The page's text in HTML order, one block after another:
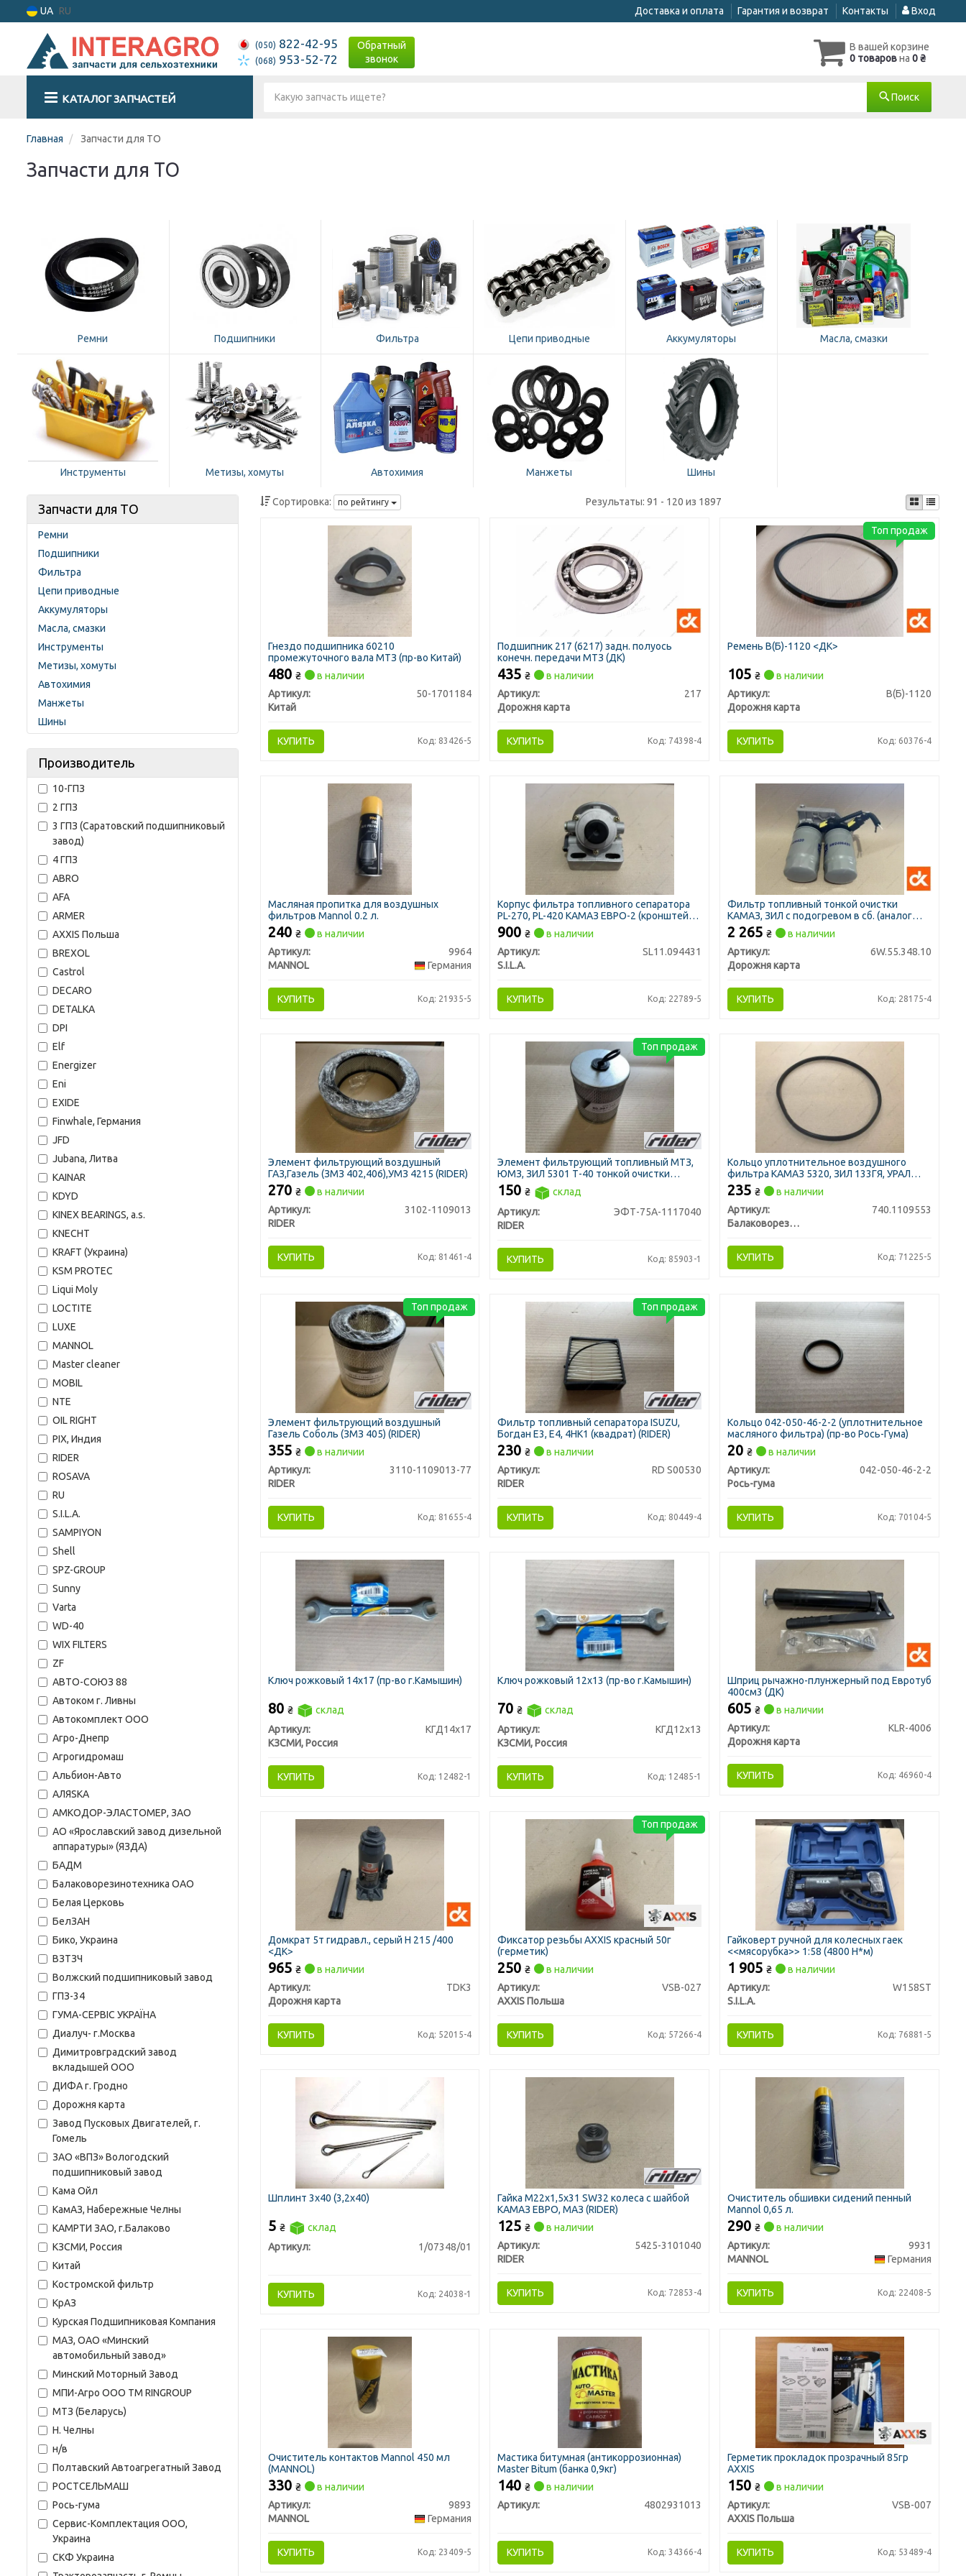
UA RU Доставка и оплата Гарантия и возврат Контакты Вход
(050) 822-42-95
(068) 953-52-72
Обратный
звонок
В вашей корзине
0 товаровна 0 ₴
КАТАЛОГ ЗАПЧАСТЕЙ Поиск
Главная Запчасти для ТО
Запчасти для ТО
Ремни Подшипники Фильтра Цепи приводные Аккумуляторы Масла, смазки
Инструменты Метизы, хомуты Автохимия Манжеты Шины
Запчасти для ТО
Ремни
Подшипники
Фильтра
Цепи приводные
Аккумуляторы
Масла, смазки
Инструменты
Метизы, хомуты
Автохимия
Манжеты
Шины
Производитель
10-ГПЗ
2 ГПЗ
3 ГПЗ (Саратовский подшипниковый
завод)
4 ГПЗ
ABRO
AFA
ARMER
AXXIS Польша
BREXOL
Castrol
DECARO
DETALKA
DPI
Elf
Energizer
Eni
EXIDE
Finwhale, Германия
JFD
Jubana, Литва
KAINAR
KDYD
KINEX BEARINGS, a.s.
KNECHT
KRAFT (Украина)
KSM PROTEC
Liqui Moly
LOCTITE
LUXE
MANNOL
Master cleaner
MOBIL
NTE
OIL RIGHT
PIX, Индия
RIDER
ROSAVA
RU
S.I.L.A.
SAMPIYON
Shell
SPZ-GROUP
Sunny
Varta
WD-40
WIX FILTERS
ZF
АВТО-СОЮЗ 88
Автоком г. Ливны
Автокомплект ООО
Агро-Днепр
Агрогидромаш
Альбион-Авто
АЛЯSКА
АМКОДОР-ЭЛАСТОМЕР, ЗАО
АО «Ярославский завод дизельной
аппаратуры» (ЯЗДА)
БАДМ
Балаковорезинотехника ОАО
Белая Церковь
БелЗАН
Бико, Украина
ВЗТЗЧ
Волжский подшипниковый завод
ГПЗ-34
ГУМА-СЕРВІС УКРАЇНА
Диалуч- г.Москва
Димитровградский завод
вкладышей ООО
ДИФА г. Гродно
Дорожня карта
Завод Пусковых Двигателей, г.
Гомель
ЗАО «ВПЗ» Вологодский
подшипниковый завод
Кама Ойл
КамАЗ, Набережные Челны
КАМРТИ ЗАО, г.Балаково
КЗСМИ, Россия
Китай
Костромской фильтр
КрАЗ
Курская Подшипниковая Компания
МАЗ, ОАО «Минский
автомобильный завод»
Минский Моторный Завод
МПИ-Агро ООО TM RINGROUP
МТЗ (Беларусь)
Н. Челны
н/в
Полтавский Автоагрегатный Завод
РОСТСЕЛЬМАШ
Рось-гума
Сервис-Комплектация ООО,
Украина
СКФ Украина
Сортировка: по рейтингу Результаты: 91 - 120 из 1897
Гнездо подшипника 60210
промежуточного вала МТЗ (пр-во Китай)
480 ₴
в наличии
Артикул:
50-1701184
Китай
КУПИТЬ Код: 83426-5
Подшипник 217 (6217) задн. полуось
конечн. передачи МТЗ (ДК)
435₴
в наличии
Артикул:
217
Дорожня карта
КУПИТЬ Код: 74398-4
Ремень В(Б)-1120 <ДК>
105₴
в наличии
Артикул:
В(Б)-1120
Дорожня карта
КУПИТЬ Код: 60376-4
Топ продаж
Масляная пропитка для воздушных
фильтров Mannol 0.2 л.
240 ₴
в наличии
Артикул:
9964
MANNOL
Германия
КУПИТЬ Код: 21935-5
Корпус фильтра топливного сепаратора
PL-270, PL-420 КАМАЗ ЕВРО-2 (кронштейн
сепаратора с подкачкой) (пр-во S.I.L.A. AC)
900₴
в наличии
Артикул:
SL11.094431
S.I.L.A.
КУПИТЬ Код: 22789-5
Фильтр топливный тонкой очистки
КАМАЗ, ЗИЛ с подогревом в сб. (аналог
740.1117010) (ДК)
2 265₴
в наличии
Артикул:
6W.55.348.10
Дорожня карта
КУПИТЬ Код: 28175-4
Элемент фильтрующий воздушный
ГАЗ,Газель (ЗМЗ 402,406),УМЗ 4215 (RIDER)
270 ₴
в наличии
Артикул:
3102-1109013
RIDER
КУПИТЬ Код: 81461-4
Элемент фильтрующий топливный МТЗ,
ЮМЗ, ЗИЛ 5301 Т-40 тонкой очистки
метал. с р/к (RIDER)
150₴
склад
Артикул:
ЭФТ-75А-1117040
RIDER
КУПИТЬ Код: 85903-1
Топ продаж
Кольцо уплотнительное воздушного
фильтра КАМАЗ 5320, ЗИЛ 133ГЯ, УРАЛ
(D=340мм,(БРТ Балаково)
235₴
в наличии
Артикул:
740.1109553
Балаковорезинотехника ОАО
КУПИТЬ Код: 71225-5
Элемент фильтрующий воздушный
Газель Соболь (ЗМЗ 405) (RIDER)
355 ₴
в наличии
Артикул:
3110-1109013-77
RIDER
КУПИТЬ Код: 81655-4
Топ продаж
Фильтр топливный сепаратора ISUZU,
Богдан Е3, Е4, 4НК1 (квадрат) (RIDER)
230₴
в наличии
Артикул:
RD S00530
RIDER
КУПИТЬ Код: 80449-4
Топ продаж
Кольцо 042-050-46-2-2 (уплотнительное
масляного фильтра) (пр-во Рось-Гума)
20₴
в наличии
Артикул:
042-050-46-2-2
Рось-гума
КУПИТЬ Код: 70104-5
Ключ рожковый 14х17 (пр-во г.Камышин)
80 ₴
склад
Артикул:
КГД14х17
КЗСМИ, Россия
КУПИТЬ Код: 12482-1
Ключ рожковый 12х13 (пр-во г.Камышин)
70₴
склад
Артикул:
КГД12х13
КЗСМИ, Россия
КУПИТЬ Код: 12485-1
Шприц рычажно-плунжерный под Евротуб
400см3 (ДК)
605₴
в наличии
Артикул:
KLR-4006
Дорожня карта
КУПИТЬ Код: 46960-4
Домкрат 5т гидравл., серый H 215 /400
<ДК>
965 ₴
в наличии
Артикул:
TDK3
Дорожня карта
КУПИТЬ Код: 52015-4
Фиксатор резьбы AXXIS красный 50г
(герметик)
250₴
в наличии
Артикул:
VSB-027
AXXIS Польша
КУПИТЬ Код: 57266-4
Топ продаж
Гайковерт ручной для колесных гаек
<<мясорубка>> 1:58 (4800 Н*м)
1 905₴
в наличии
Артикул:
W158ST
S.I.L.A.
КУПИТЬ Код: 76881-5
Шплинт 3х40 (3,2х40)
5 ₴
склад
Артикул:
1/07348/01
КУПИТЬ Код: 24038-1
Гайка М22х1,5x31 SW32 колеса с шайбой
КАМАЗ ЕВРО, МАЗ (RIDER)
125₴
в наличии
Артикул:
5425-3101040
RIDER
КУПИТЬ Код: 72853-4
Очиститель обшивки сидений пенный
Mannol 0,65 л.
290₴
в наличии
Артикул:
9931
MANNOL
Германия
КУПИТЬ Код: 22408-5
Очиститель контактов Mannol 450 мл
(MANNOL)
330 ₴
в наличии
Артикул:
9893
MANNOL
Германия
КУПИТЬ Код: 23409-5
Мастика битумная (антикоррозионная)
Master Bitum (банка 0,9кг)
140₴
в наличии
Артикул:
4802931013
КУПИТЬ Код: 34366-4
Герметик прокладок прозрачный 85гр
AXXIS
150₴
в наличии
Артикул:
VSB-007
AXXIS Польша
КУПИТЬ Код: 53489-4